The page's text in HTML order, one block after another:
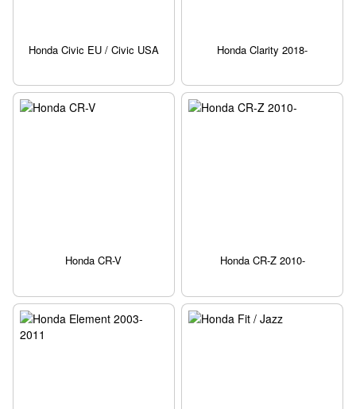
Honda Civic EU / Civic USA Honda Clarity 2018-
Honda CR-V Honda CR-Z 2010-